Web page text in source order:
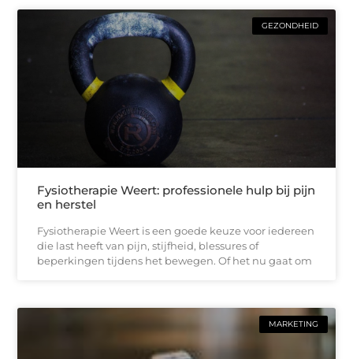
GEZONDHEID
Fysiotherapie Weert: professionele hulp bij pijn
en herstel
Fysiotherapie Weert is een goede keuze voor iedereen
die last heeft van pijn, stijfheid, blessures of
beperkingen tijdens het bewegen. Of het nu gaat om
MARKETING